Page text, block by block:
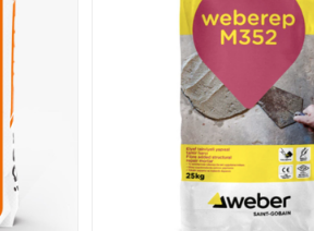
ფასადები
გრუნტები,
ჰიდროიზოლაცია
ლითონი
სამშენებლო
დანადგარები